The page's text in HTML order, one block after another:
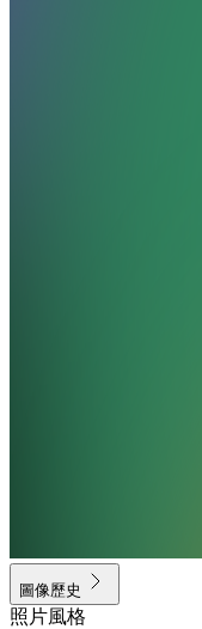
圖像歷史
照片風格